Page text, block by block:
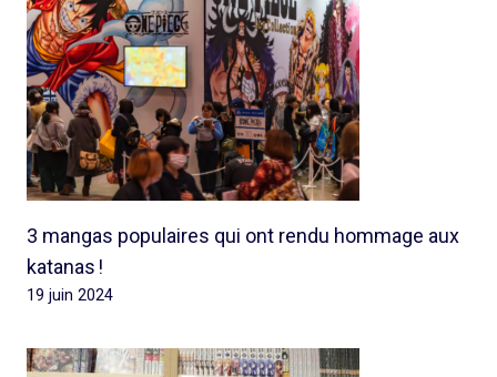
3 mangas populaires qui ont rendu hommage aux
katanas !
19 juin 2024